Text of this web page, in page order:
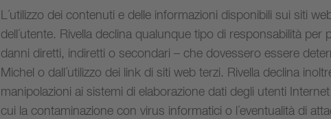
L´utilizzo dei contenuti e delle informazioni disponibili sui siti
dell´utente. Rivella declina qualunque tipo di responsabilità
danni diretti, indiretti o secondari – che dovessero essere
Michel o dall´utilizzo dei link di siti web terzi. Rivella declina
manipolazioni ai sistemi di elaborazione dati degli utenti
cui la contaminazione con virus informatici o l´eventualità di